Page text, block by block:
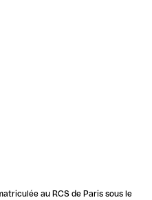
au RCS de Paris sous le